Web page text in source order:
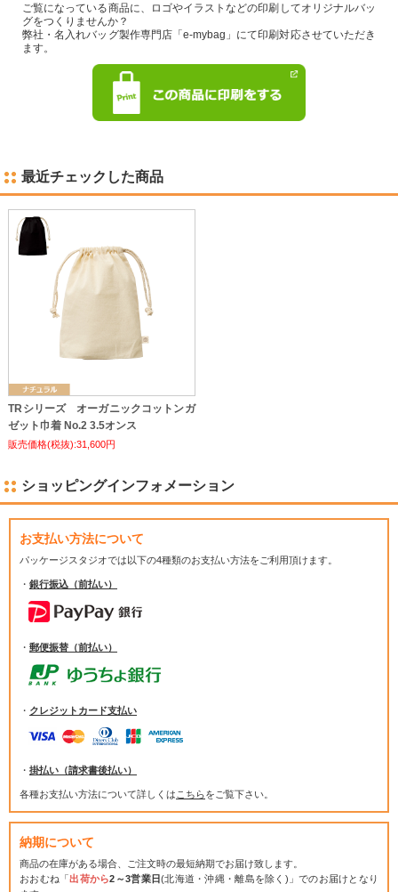
ご覧になっている商品に、ロゴやイラストなどの印刷してオリジナルバッ
グをつくりませんか？
弊社・名入れバッグ製作専門店「e-mybag」にて印刷対応させていただき
ます。
最近チェックした商品
TRシリーズ オーガニックコットンガ
ゼット巾着 No.2 3.5オンス
販売価格(税抜):31,600円
ショッピングインフォメーション
お支払い方法について
パッケージスタジオでは以下の4種類のお支払い方法をご利用頂けます。
・ 銀行振込（前払い）
・ 郵便振替（前払い）
・ クレジットカード支払い
・ 掛払い（請求書後払い）
各種お支払い方法について詳しくは こちらをご覧下さい。
納期について
商品の在庫がある場合、ご注文時の最短納期でお届け致します。
おおむね「出荷から2～3営業日(北海道・沖縄・離島を除く)」でのお届けとなり